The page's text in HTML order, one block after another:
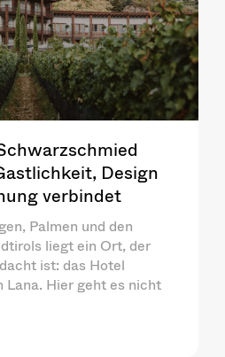
Design
verbindet
Palmen und den
liegt ein Ort, der
ist: das Hotel
Lana. Hier geht es nicht